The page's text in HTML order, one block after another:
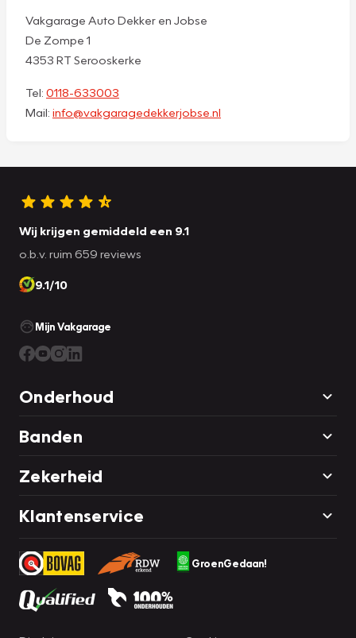
Vakgarage Auto Dekker en Jobse
De Zompe 1
4353 RT Serooskerke
Tel: 0118-633003
Mail: info@vakgaragedekkerjobse.nl
Wij krijgen gemiddeld een 9.1
o.b.v. ruim 659 reviews
9.1/10
Mijn Vakgarage
Onderhoud
Banden
Zekerheid
Klantenservice
GroenGedaan!